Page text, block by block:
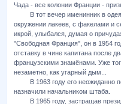
Чада - все колонии Франции -
В тот вечер именинник в
окружении лакеев, с факелами и
икрой, улыбался, думая о
"Свободная Франция", он в 1954
отставку в чине капитана после
французскими знамёнами. Уже
незаметно, как угарный дым...
В 1963 году его неожиданно
назначили начальником штаба.
В 1965 году, застращав